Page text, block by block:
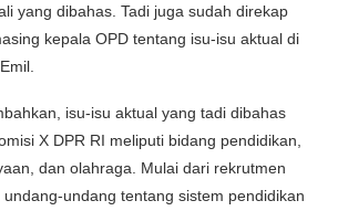
yang dibahas. Tadi juga sudah direkap
kepala OPD tentang isu-isu aktual di
isu-isu aktual yang tadi dibahas
X DPR RI meliputi bidang pendidikan,
dan olahraga. Mulai dari rekrutmen
undang tentang sistem pendidikan